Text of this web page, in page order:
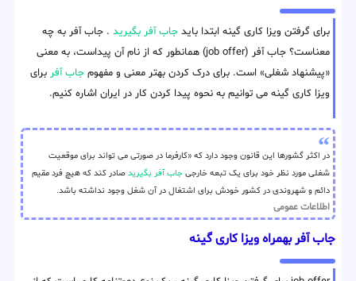
برای گرفتن ویزا کاری گینه ابتدا باید جاب آفر بگیرید . جاب آفر به چه
معناست؟ جاب آفر (job offer) همانطور که از نام آن پیداست، به معنی
«پیشنهاد شغلی» است. برای درک کردن بهتر معنی و مفهوم جاب آفر برای
ویزا کاری گینه می توانیم به نحوه پیدا کردن کار در ایران اشاره کنیم.
در اکثر گشورها این قانون وجود دارد که «کارفرما در صورتی می تواند برای موقعیت
شغلی مورد نظر خود برای یک تبعه خارجی جاب آفر بگیرید صادر کند که هیچ فرد مقیم
دائم و شهروندی در کشور خودش برای اشتغال در آن شغل وجود نداشته باشد.
اطلاعات عمومی
جاب آفر بهمراه ویزا کاری گینه